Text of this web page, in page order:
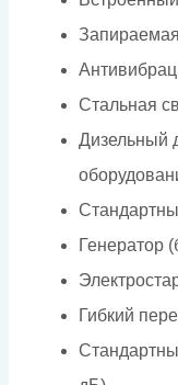
Стальная
Дизельный
Генератор
Гибкий